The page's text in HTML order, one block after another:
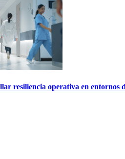
resiliencia operativa en entornos